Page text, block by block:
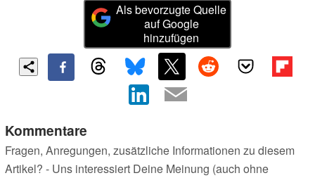
Als bevorzugte Quelle
auf Google
hinzufügen
Kommentare
Fragen, Anregungen, zusätzliche Informationen zu diesem
Artikel? - Uns interessiert Deine Meinung (auch ohne